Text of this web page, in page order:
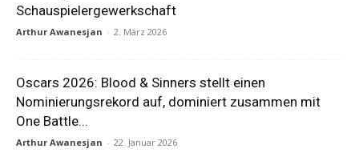
Schauspielergewerkschaft
Arthur Awanesjan - 2. März 2026
Oscars 2026: Blood & Sinners stellt einen
Nominierungsrekord auf, dominiert zusammen mit
One Battle...
Arthur Awanesjan - 22. Januar 2026